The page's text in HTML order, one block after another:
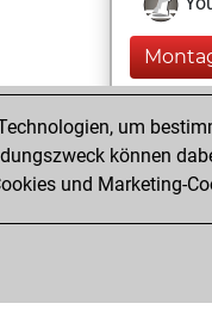
um
können
und Marketing-